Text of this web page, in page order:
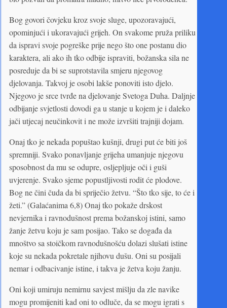
Bog govori čovjeku kroz svoje sluge, upozoravajući,
opominjući i ukoravajući grijeh. On svakome pruža priliku
da ispravi svoje pogreške prije nego što one postanu dio
karaktera, ali ako ih tko odbije ispraviti, božanska sila ne
posreduje da bi se suprotstavila smjeru njegovog
djelovanja. Takvoj je osobi lakše ponoviti isto djelo.
Njegovo je srce tvrđe na djelovanje Svetoga Duha. Daljnje
odbijanje svjetlosti dovodi ga u stanje u kojem je i daleko
jači utjecaj neučinkovit i ne može izvršiti trajniji dojam.
Onaj tko je nekada popuštao kušnji, drugi put će biti još
spremniji. Svako ponavljanje grijeha umanjuje njegovu
sposobnost da mu se odupre, osljepljuje oči i guši
uvjerenje. Svako sjeme popustljivosti rodit će plodove.
Bog ne čini čuda da bi spriječio žetvu. “Što tko sije, to će i
žeti.” (Galaćanima 6,8) Onaj tko pokaže drskost
nevjernika i ravnodušnost prema božanskoj istini, samo
žanje žetvu koju je sam posijao. Tako se događa da
mnoštvo sa stoičkom ravnodušnošću dolazi slušati istine
koje su nekada pokretale njihovu dušu. Oni su posijali
nemar i odbacivanje istine, i takva je žetva koju žanju.
Oni koji umiruju nemirnu savjest mišlju da zle navike
mogu promijeniti kad oni to odluče, da se mogu igrati s